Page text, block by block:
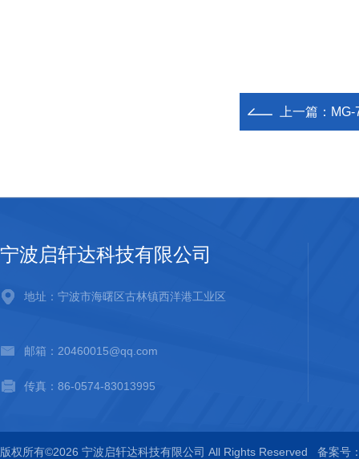
上一篇：
宁波启轩达科技有限公司
地址：宁波市海曙区古林镇西洋港工业区
邮箱：20460015@qq.com
传真：86-0574-83013995
版权所有©2026 宁波启轩达科技有限公司 All Rights Reserved 备案号